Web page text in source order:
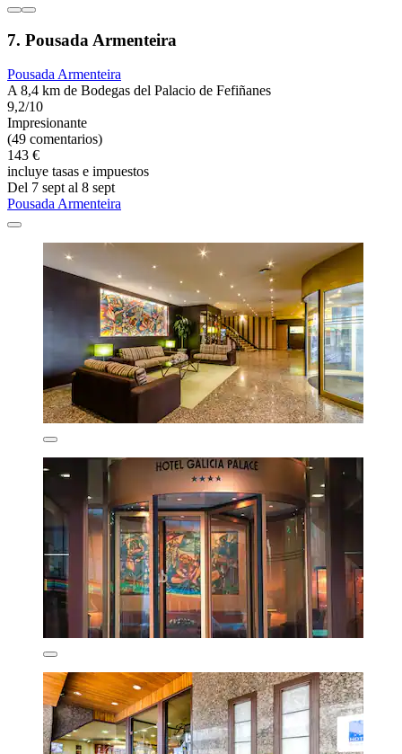
7. Pousada Armenteira
Pousada Armenteira
A 8,4 km de Bodegas del Palacio de Fefiñanes
9,2/10
Impresionante
(49 comentarios)
143 €
incluye tasas e impuestos
Del 7 sept al 8 sept
Pousada Armenteira